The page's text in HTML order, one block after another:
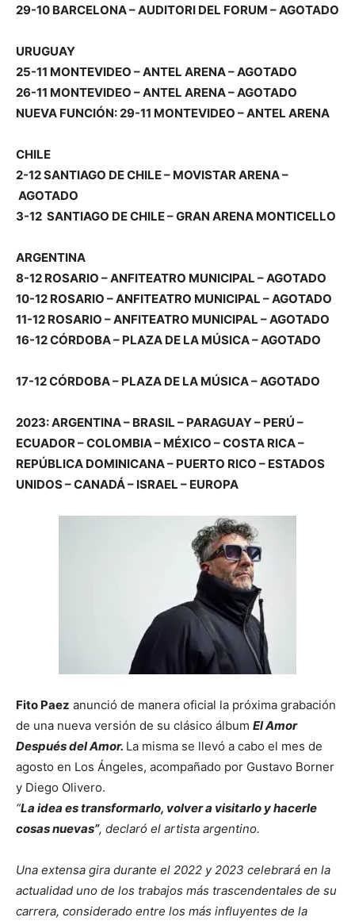
29-10 BARCELONA – AUDITORI DEL FORUM –AGOTADO
URUGUAY
25-11 MONTEVIDEO – ANTEL ARENA –AGOTADO
26-11 MONTEVIDEO – ANTEL ARENA –AGOTADO
NUEVA FUNCIÓN:29-11 MONTEVIDEO – ANTEL ARENA
CHILE
2-12 SANTIAGO DE CHILE – MOVISTAR ARENA –
AGOTADO
3-12 SANTIAGO DE CHILE – GRAN ARENA MONTICELLO
ARGENTINA
8-12 ROSARIO – ANFITEATRO MUNICIPAL –AGOTADO
10-12 ROSARIO – ANFITEATRO MUNICIPAL –AGOTADO
11-12 ROSARIO – ANFITEATRO MUNICIPAL –AGOTADO
16-12 CÓRDOBA – PLAZA DE LA MÚSICA –AGOTADO
17-12 CÓRDOBA – PLAZA DE LA MÚSICA –AGOTADO
2023:ARGENTINA – BRASIL – PARAGUAY – PERÚ –
ECUADOR – COLOMBIA – MÉXICO – COSTA RICA –
REPÚBLICA DOMINICANA – PUERTO RICO – ESTADOS
UNIDOS – CANADÁ – ISRAEL – EUROPA
Fito Paez anunció de manera oficial la próxima grabación
de una nueva versión de su clásico álbum El Amor
Después del Amor. La misma se llevó a cabo el mes de
agosto en Los Ángeles, acompañado por Gustavo Borner
y Diego Olivero.
“La idea es transformarlo, volver a visitarlo y hacerle
cosas nuevas”, declaró el artista argentino.
Una extensa gira durante el 2022 y 2023 celebrará en la
actualidad uno de los trabajos más trascendentales de su
carrera, considerado entre los más influyentes de la